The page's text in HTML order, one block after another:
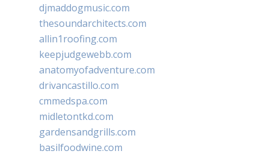
djmaddogmusic.com
thesoundarchitects.com
allin1roofing.com
keepjudgewebb.com
anatomyofadventure.com
drivancastillo.com
cmmedspa.com
midletontkd.com
gardensandgrills.com
basilfoodwine.com